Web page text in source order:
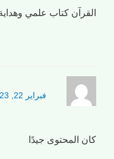
القرآن كتاب علمي
فبراير 22, 2023 الساعة 4:25 ص
كان المحتوى جيدًا